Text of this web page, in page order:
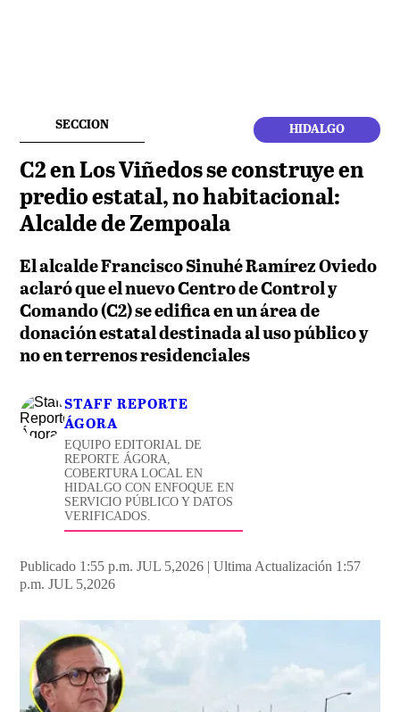
SECCION HIDALGO
C2 en Los Viñedos se construye en
predio estatal, no habitacional:
Alcalde de Zempoala
El alcalde Francisco Sinuhé Ramírez Oviedo
aclaró que el nuevo Centro de Control y
Comando (C2) se edifica en un área de
donación estatal destinada al uso público y
no en terrenos residenciales
STAFF REPORTE
ÁGORA
EQUIPO EDITORIAL DE
REPORTE ÁGORA,
COBERTURA LOCAL EN
HIDALGO CON ENFOQUE EN
SERVICIO PÚBLICO Y DATOS
VERIFICADOS.
Publicado 1:55 p.m. JUL 5,2026 | Ultima Actualización 1:57
p.m. JUL 5,2026